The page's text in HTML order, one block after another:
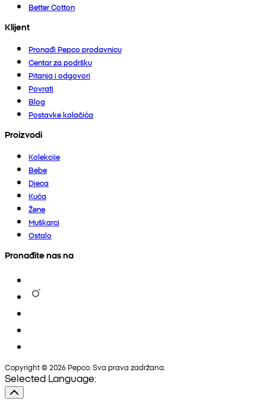
Better Cotton
Klijent
Pronađi Pepco prodavnicu
Centar za podršku
Pitanja i odgovori
Povrati
Blog
Postavke kolačića
Proizvodi
Kolekcije
Bebe
Djeca
Kuća
Žene
Muškarci
Ostalo
Pronađite nas na
Copyright © 2026 Pepco. Sva prava zadržana.
Selected Language: